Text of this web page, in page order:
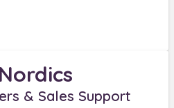
& Sales Support